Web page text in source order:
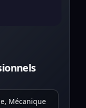
Mécanique